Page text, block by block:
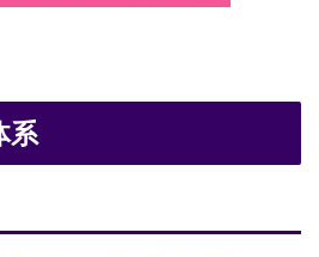
系